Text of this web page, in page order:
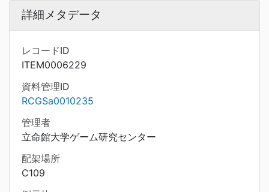
詳細メタデータ
レコードID
ITEM0006229
資料管理ID
RCGSa0010235
管理者
立命館大学ゲーム研究センター
配架場所
C109